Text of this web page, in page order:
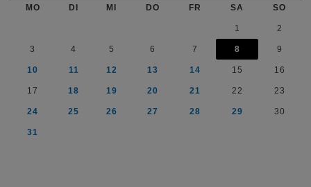
MO DI MI DO FR SA SO
1 2
3 4 5 6 7 8 9
10 11 12 13 14 15 16
17 18 19 20 21 22 23
24 25 26 27 28 29 30
31